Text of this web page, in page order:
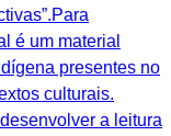
é um material
presentes no
culturais.
a leitura